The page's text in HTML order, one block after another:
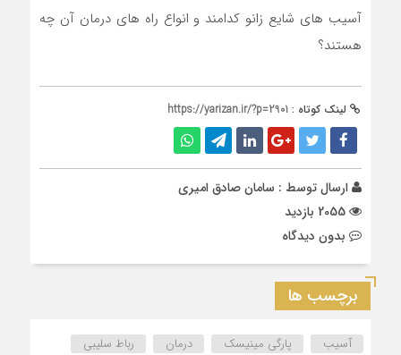
آسیب های شایع زانو کدامند و انواع راه های درمان آن چه
هستند؟
لینک کوتاه : https://yarizan.ir/?p=2901
ارسال توسط : سامان صادق امیری
بدون دیدگاه
برچسب ها
آسیب پارگی مینیسک درمان
رباط سلیبی